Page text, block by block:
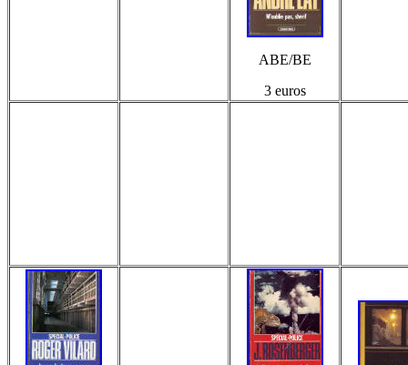
ABE/BE
3 euros